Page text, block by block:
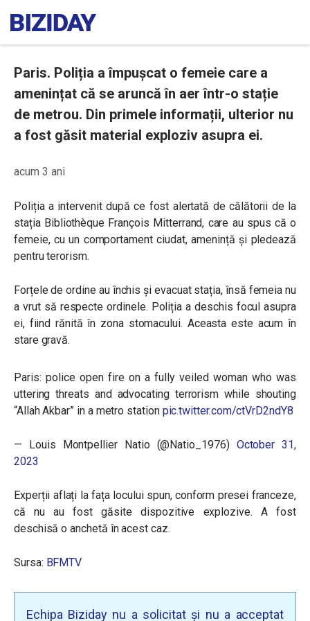
Paris. Poliția a împușcat o femeie care a
amenințat că se aruncă în aer într-o stație
de metrou. Din primele informații, ulterior nu
a fost găsit material exploziv asupra ei.
acum 3 ani
Poliția a intervenit după ce fost alertată de călătorii de la
stația Bibliothèque François Mitterrand, care au spus că o
femeie, cu un comportament ciudat, amenință și pledează
pentru terorism.
Forțele de ordine au închis și evacuat stația, însă femeia nu
a vrut să respecte ordinele. Poliția a deschis focul asupra
ei, fiind rănită în zona stomacului. Aceasta este acum în
stare gravă.
Paris: police open fire on a fully veiled woman who was
uttering threats and advocating terrorism while shouting
“Allah Akbar” in a metro station pic.twitter.com/ctVrD2ndY8
— Louis Montpellier Natio (@Natio_1976) October 31,
2023
Experții aflați la fața locului spun, conform presei franceze,
că nu au fost găsite dispozitive explozive. A fost
deschisă o anchetă în acest caz.
Sursa: BFMTV
Echipa Biziday nu a solicitat și nu a acceptat